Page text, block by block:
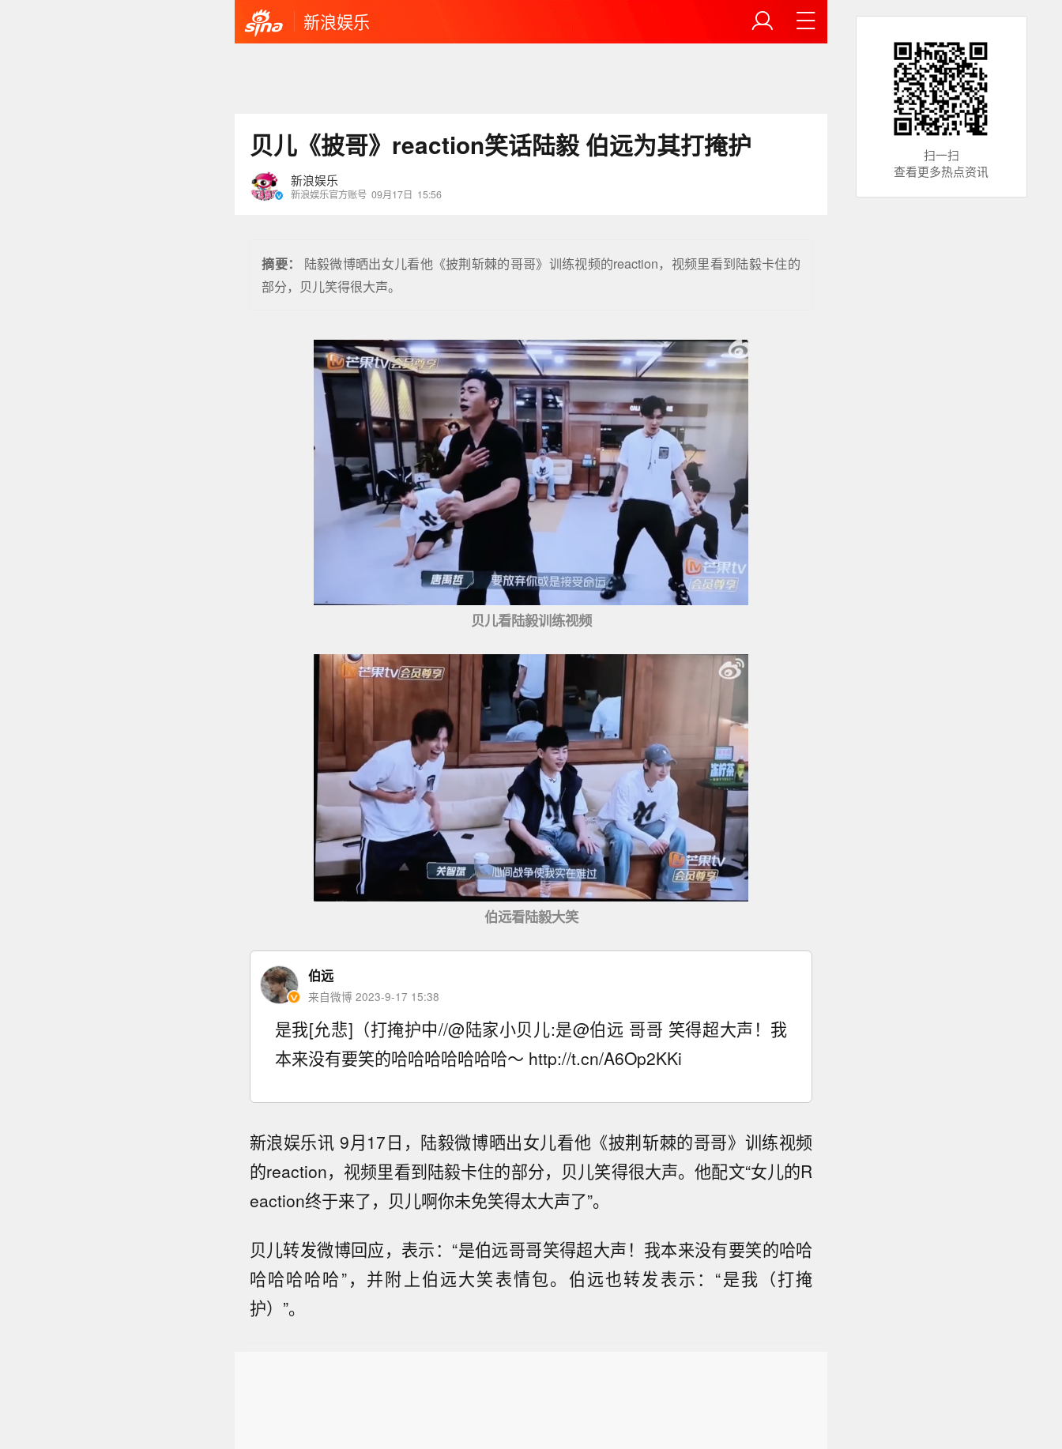
新浪娱乐
贝儿《披哥》reaction笑话陆毅 伯远为其打掩护
新浪娱乐
新浪娱乐官方账号 09月17日 15:56
摘要：
陆毅微博晒出女儿看他《披荆斩棘的哥哥》训练视频的reaction，视频里看到陆毅卡住的
部分，贝儿笑得很大声。
贝儿看陆毅训练视频
伯远看陆毅大笑
伯远
来自微博 2023-9-17 15:38
是我[允悲]（打掩护中//@陆家小贝儿:是@伯远 哥哥 笑得超大声！我
本来没有要笑的哈哈哈哈哈哈哈～ http://t.cn/A6Op2KKi
新浪娱乐讯 9月17日，陆毅微博晒出女儿看他《披荆斩棘的哥哥》训练视频
的reaction，视频里看到陆毅卡住的部分，贝儿笑得很大声。他配文“女儿的R
eaction终于来了，贝儿啊你未免笑得太大声了”。
贝儿转发微博回应，表示：“是伯远哥哥笑得超大声！我本来没有要笑的哈哈
哈哈哈哈哈”，并附上伯远大笑表情包。伯远也转发表示：“是我（打掩
护）”。
扫一扫
查看更多热点资讯